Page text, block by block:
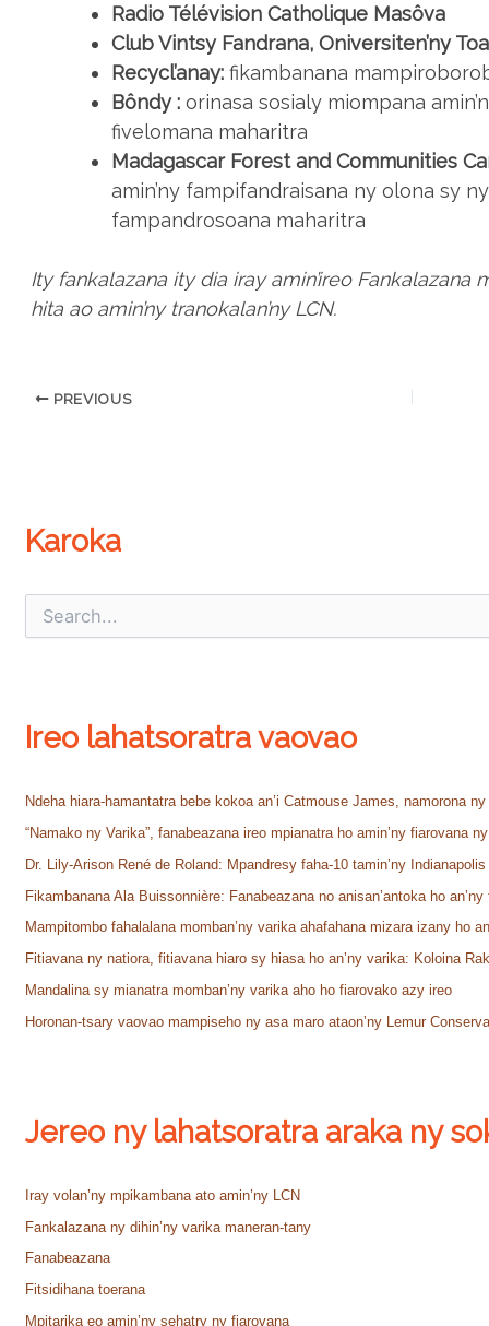
Radio Télévision Catholique Masôva
Club Vintsy Fandrana, Oniversiten’ny
Recycl’anay:fikambanana
Bôndy :orinasa sosialy miompana
fivelomana maharitra
Madagascar Forest and Communities
amin’ny fampifandraisana ny olona sy
fampandrosoana maharitra
Ity fankalazana ity dia iray amin’ireo Fankalazana
hita ao amin’ny tranokalan’ny LCN.
PREVIOUS
Karoka
:
Ireo lahatsoratra vaovao
Ndeha hiara-hamantatra bebe kokoa an’i Catmouse James, namorona
“Namako ny Varika”, fanabeazana ireo mpianatra ho amin’ny fiarovana
Dr. Lily-Arison René de Roland: Mpandresy faha-10 tamin’ny
Fikambanana Ala Buissonnière: Fanabeazana no anisan’antoka ho
Mampitombo fahalalana momban’ny varika ahafahana mizara izany ho
Fitiavana ny natiora, fitiavana hiaro sy hiasa ho an’ny varika: Koloina
Mandalina sy mianatra momban’ny varika aho ho fiarovako azy ireo
Horonan-tsary vaovao mampiseho ny asa maro ataon’ny Lemur
Jereo ny lahatsoratra araka ny
Iray volan’ny mpikambana ato amin’ny LCN
Fankalazana ny dihin’ny varika maneran-tany
Fanabeazana
Fitsidihana toerana
Mpitarika eo amin’ny sehatry ny fiarovana